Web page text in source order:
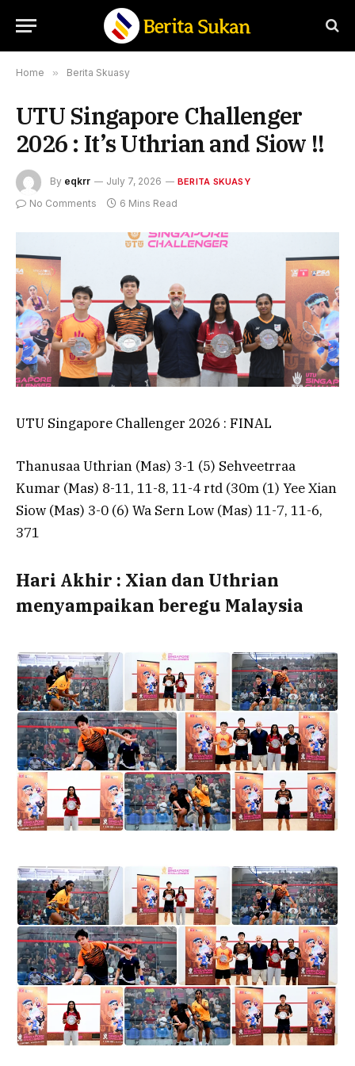
Home » Berita Skuasy
UTU Singapore Challenger
2026 : It’s Uthrian and Siow !!
By eqkrr July 7, 2026 BERITA SKUASY
No Comments 6 Mins Read
UTU Singapore Challenger 2026 : FINAL
Thanusaa Uthrian (Mas) 3-1 (5) Sehveetrraa
Kumar (Mas) 8-11, 11-8, 11-4 rtd (30m (1) Yee Xian
Siow (Mas) 3-0 (6) Wa Sern Low (Mas) 11-7, 11-6,
371
Hari Akhir : Xian dan Uthrian
menyampaikan beregu Malaysia